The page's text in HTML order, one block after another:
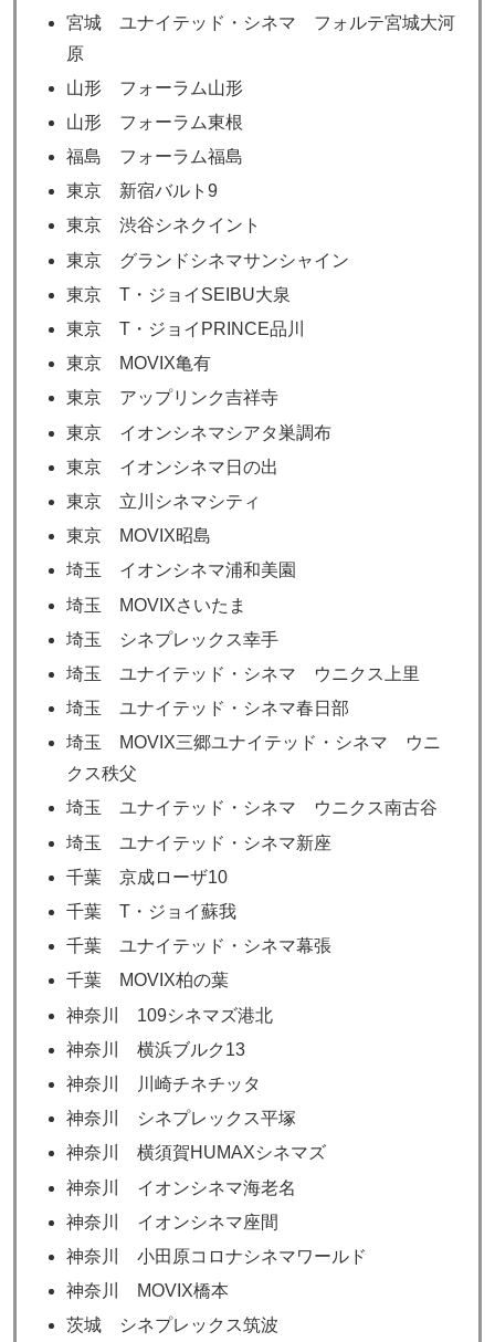
宮城 ユナイテッド・シネマ フォルテ宮城大河
原
山形 フォーラム山形
山形 フォーラム東根
福島 フォーラム福島
東京 新宿バルト9
東京 渋谷シネクイント
東京 グランドシネマサンシャイン
東京 T・ジョイSEIBU大泉
東京 T・ジョイPRINCE品川
東京 MOVIX亀有
東京 アップリンク吉祥寺
東京 イオンシネマシアタ巣調布
東京 イオンシネマ日の出
東京 立川シネマシティ
東京 MOVIX昭島
埼玉 イオンシネマ浦和美園
埼玉 MOVIXさいたま
埼玉 シネプレックス幸手
埼玉 ユナイテッド・シネマ ウニクス上里
埼玉 ユナイテッド・シネマ春日部
埼玉 MOVIX三郷ユナイテッド・シネマ ウニ
クス秩父
埼玉 ユナイテッド・シネマ ウニクス南古谷
埼玉 ユナイテッド・シネマ新座
千葉 京成ローザ10
千葉 T・ジョイ蘇我
千葉 ユナイテッド・シネマ幕張
千葉 MOVIX柏の葉
神奈川 109シネマズ港北
神奈川 横浜ブルク13
神奈川 川崎チネチッタ
神奈川 シネプレックス平塚
神奈川 横須賀HUMAXシネマズ
神奈川 イオンシネマ海老名
神奈川 イオンシネマ座間
神奈川 小田原コロナシネマワールド
神奈川 MOVIX橋本
茨城 シネプレックス筑波